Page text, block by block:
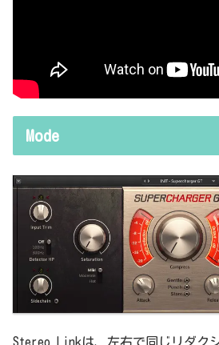
Mode
Stereo Linkは、左右で同じリダクシ